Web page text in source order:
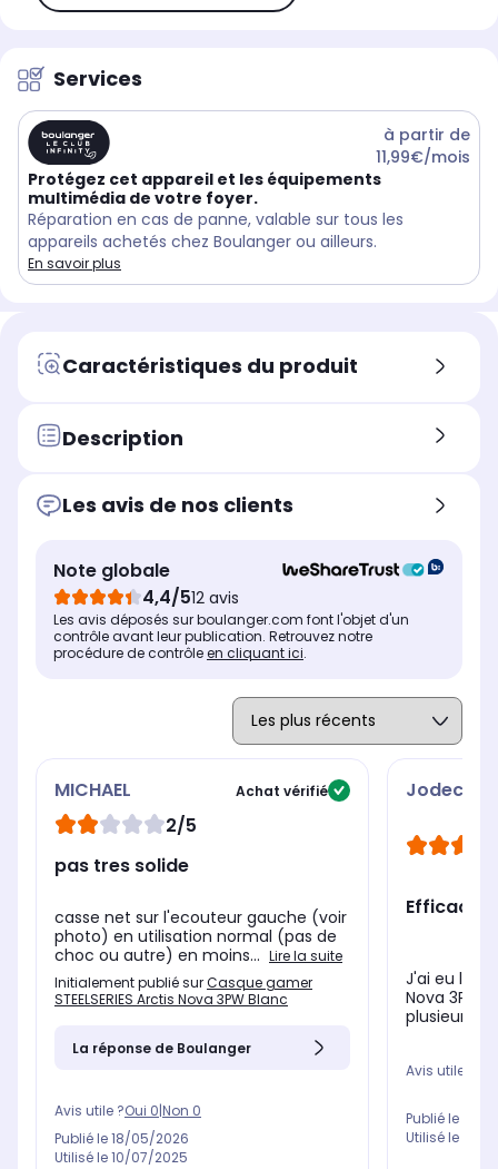
Services
à partir de
11,99€/mois
Protégez cet appareil et les équipements
multimédia de votre foyer.
Réparation en cas de panne, valable sur tous les
appareils achetés chez Boulanger ou ailleurs.
En savoir plus
Caractéristiques du produit
Description
Les avis de nos clients
Note globale
4,4/512 avis
Les avis déposés sur boulanger.com font l'objet d'un
contrôle avant leur publication. Retrouvez notre
procédure de contrôleen cliquant ici.
MICHAEL Achat vérifié
2/5
pas tres solide
casse net sur l'ecouteur gauche (voir
photo) en utilisation normal (pas de
choc ou autre) en moins... Lire la suite
Initialement publié surCasque gamer
STEELSERIES Arctis Nova 3PW Blanc
La réponse de Boulanger
Avis utile ?Oui 0|Non 0
Publié le18/05/2026
Utilisé le10/07/2025
J'ai eu la
Nova 3P
plusieurs
Avis utile ?
Publié le
Utilisé le